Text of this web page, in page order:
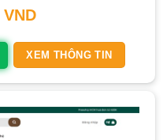
VND
XEM THÔNG TIN